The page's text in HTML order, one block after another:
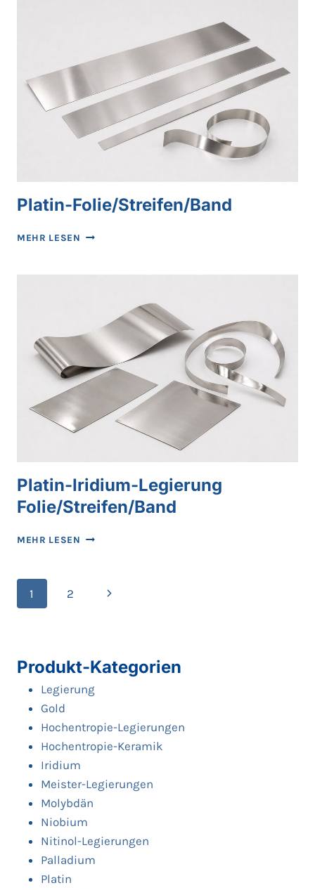
Platin-Folie/Streifen/Band
MEHR LESEN PLATIN-
Platin-Iridium-Legierung
Folie/Streifen/Band
MEHR LESEN PLATIN-
Seitennavigation
1 2
Nächste
Produkt-Kategorien
Legierung
Gold
Hochentropie-Legierungen
Hochentropie-Keramik
Iridium
Meister-Legierungen
Molybdän
Niobium
Nitinol-Legierungen
Palladium
Platin